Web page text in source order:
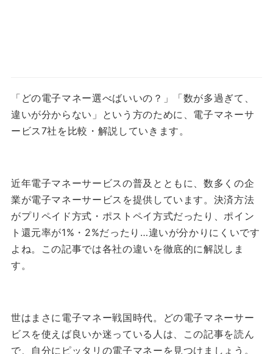
「どの電子マネー選べばいいの？」「数が多過ぎて、
違いが分からない」という方のために、電子マネーサ
ービス7社を比較・解説していきます。
近年電子マネーサービスの普及とともに、数多くの企
業が電子マネーサービスを提供しています。決済方法
がプリペイド方式・ポストペイ方式だったり、ポイン
ト還元率が1%・2%だったり…違いが分かりにくいです
よね。この記事では各社の違いを徹底的に解説しま
す。
世はまさに電子マネー戦国時代。どの電子マネーサー
ビスを使えば良いか迷っている人は、この記事を読ん
で、自分にピッタリの電子マネーを見つけましょう。